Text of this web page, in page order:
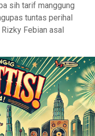
sih tarif manggung
tuntas perihal
Febian asal